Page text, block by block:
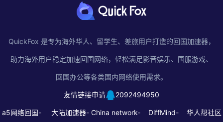
QuickFox 是专为海外华人、留学生、差旅用户打造的回国加速器，
助力海外用户稳定加速回国网络，轻松满足影音娱乐、国服游戏、
回国办公等各类国内网络使用需求。
友情链接申请 2092494950
a5网络回国- 大陆加速器- China network- DiffMind- 华人帮社区